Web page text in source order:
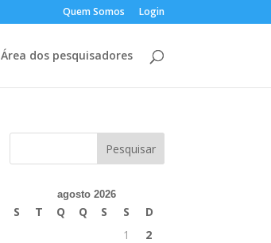
Quem Somos Login
Área dos pesquisadores
agosto 2026
S T Q Q S S
D
1
2